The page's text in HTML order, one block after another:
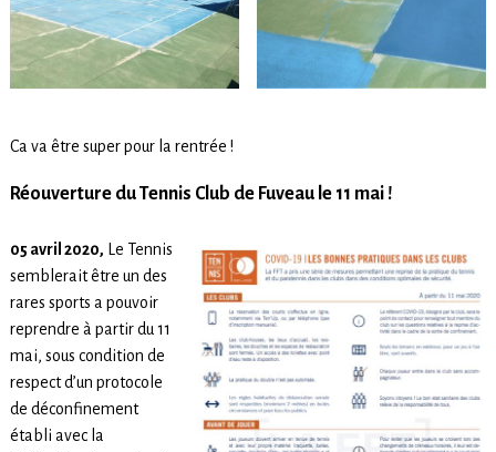
Ca va être super pour la rentrée !
Réouverture du Tennis Club de Fuveau le 11 mai !
05 avril 2020, Le Tennis
semblerait être un des
rares sports a pouvoir
reprendre à partir du 11
mai, sous condition de
respect d’un protocole
de déconfinement
établi avec la